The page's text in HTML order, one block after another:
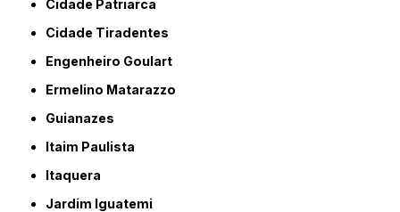
Cidade Patriarca
Cidade Tiradentes
Engenheiro Goulart
Ermelino Matarazzo
Guianazes
Itaim Paulista
Itaquera
Jardim Iguatemi